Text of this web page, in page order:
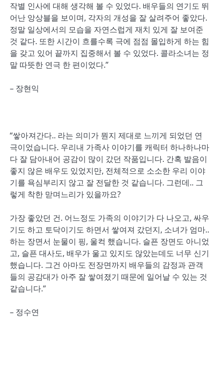
작별 인사에 대해 생각해 볼 수 있었다. 배우들의 연기도 뛰
어난 앙상블을 보이며, 각자의 개성을 잘 살려주어 좋았다.
정말 일상에서의 모습을 자연스럽게 재치 있게 잘 보여준
것 같다. 또한 시간이 흐를수록 극에 점점 몰입하게 하는 힘
을 갖고 있어 끝까지 집중해서 볼 수 있었다. 콜라소녀는 정
말 따뜻한 연극 한 편이었다.”
– 장현익
“쌓아져간다.. 라는 의미가 뭔지 제대로 느끼게 되었던 연
극이었습니다. 우리내 가족사 이야기를 캐릭터 하나하나마
다 잘 담아내어 공감이 많이 갔던 작품입니다. 간혹 발음이
좋지 않은 배우도 있었지만, 전체적으로 소소한 우리 이야
기를 욕심부리지 않고 잘 전달한 것 같습니다. 그런데.. 그
렇게 착한 맏며느리가 있을까요?
가장 좋았던 건. 어느정도 가족의 이야기가 다 나오고, 싸우
기도 하고 토닥이기도 하면서 쌓여져 갔던지, 소녀가 엄마..
하는 장면서 눈물이 핑, 울컥 했습니다. 슬픈 장면도 아니었
고, 슬픈 대사도, 배우가 울고 있지도 않았는데도 너무 신기
했습니다. 그건 아마도 전장면까지 배우들의 감정과 관객
들의 공감대가 아주 잘 쌓여졌기 때문에 일어날 수 있는 것
같습니다.”
– 정수연